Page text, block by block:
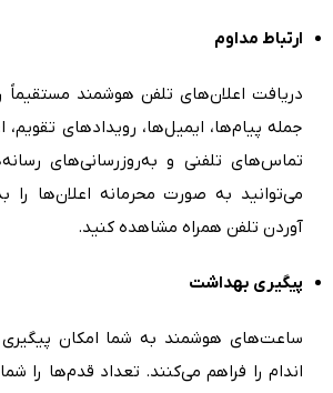
ارتباط مداوم
دریافت اعلان‌های تلفن هوشمند مستقیماً
جمله پیام‌ها، ایمیل‌ها، رویدادهای تقویم،
تماس‌های تلفنی و به‌روزرسانی‌های
می‌توانید به صورت محرمانه اعلان‌ها را
آوردن تلفن همراه مشاهده کنید.
پیگیری بهداشت
ساعت‌های هوشمند به شما امکان
اندام را فراهم می‌کنند. تعداد قدم‌ها را